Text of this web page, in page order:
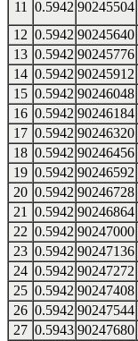
11
0.5942 90245504
12 0.5942 90245640
13 0.5942 90245776
14 0.5942 90245912
15 0.5942 90246048
16 0.5942 90246184
17 0.5942 90246320
18 0.5942 90246456
19 0.5942 90246592
20 0.5942 90246728
21
0.5942 90246864
22 0.5942 90247000
23 0.5942 90247136
24 0.5942 90247272
25 0.5942 90247408
26 0.5942 90247544
27 0.5943 90247680